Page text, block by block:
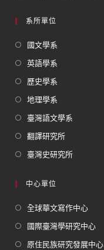
系所單位
國文學系
英語學系
歷史學系
地理學系
臺灣語文學系
翻譯研究所
臺灣史研究所
中心單位
全球華文寫作中心
國際臺灣學研究中心
原住民族研究發展中心